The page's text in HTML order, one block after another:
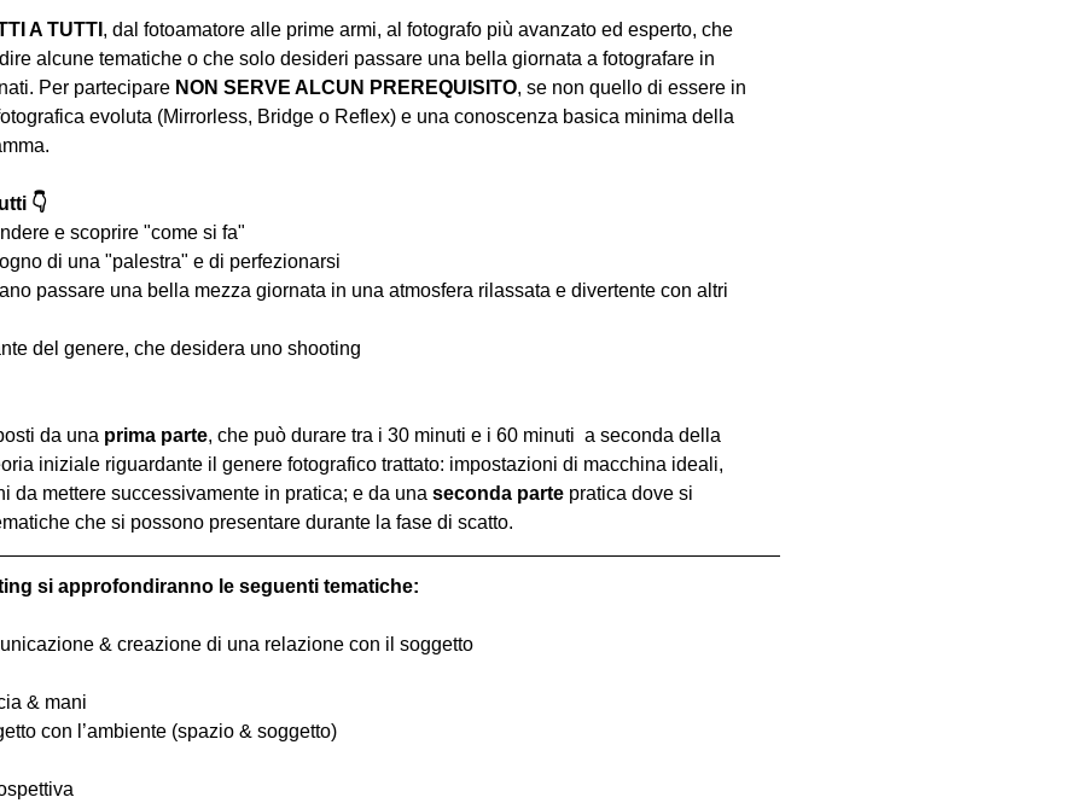
A TUTTI , dal fotoamatore alle prime armi, al fotografo più avanzato ed esperto, che
alcune tematiche o che solo desideri passare una bella giornata a fotografare in
Per partecipare NON SERVE ALCUN PREREQUISITO, se non quello di essere in
evoluta (Mirrorless, Bridge o Reflex) e una conoscenza basica minima della
👇
e scoprire "come si fa"
di una "palestra" e di perfezionarsi
passare una bella mezza giornata in una atmosfera rilassata e divertente con altri
del genere, che desidera uno shooting
da una prima parte, che può durare tra i 30 minuti e i 60 minuti  a seconda della
iniziale riguardante il genere fotografico trattato: impostazioni di macchina ideali,
da mettere successivamente in pratica; e da una seconda parte pratica dove si
che si possono presentare durante la fase di scatto.
si approfondiranno le seguenti tematiche:
& creazione di una relazione con il soggetto
& mani
con l’ambiente (spazio & soggetto)